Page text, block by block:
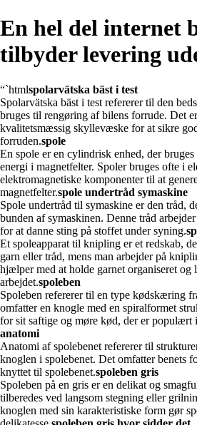
En hel del internet
tilbyder levering
“`htmlspolarvätska bäst i test
Spolarvätska bäst i test refererer til den
bruges til rengøring af bilens forrude. Det
kvalitetsmæssig skyllevæske for at sikre
forruden.spole
En spole er en cylindrisk enhed, der
energi i magnetfelter. Spoler bruges ofte i
elektromagnetiske komponenter til at
magnetfelter.spole undertråd symaskine
Spole undertråd til symaskine er den tråd,
bunden af symaskinen. Denne tråd
for at danne sting på stoffet under syning.
Et spoleapparat til knipling er et redskab,
garn eller tråd, mens man arbejder på
hjælper med at holde garnet organiseret
arbejdet.spoleben
Spoleben refererer til en type kødskæring
omfatter en knogle med en spiralformet
for sit saftige og møre kød, der er populært
anatomi
Anatomi af spolebenet refererer til
knoglen i spolebenet. Det omfatter benets
knyttet til spolebenet.spoleben gris
Spoleben på en gris er en delikat og
tilberedes ved langsom stegning eller
knoglen med sin karakteristiske form gør